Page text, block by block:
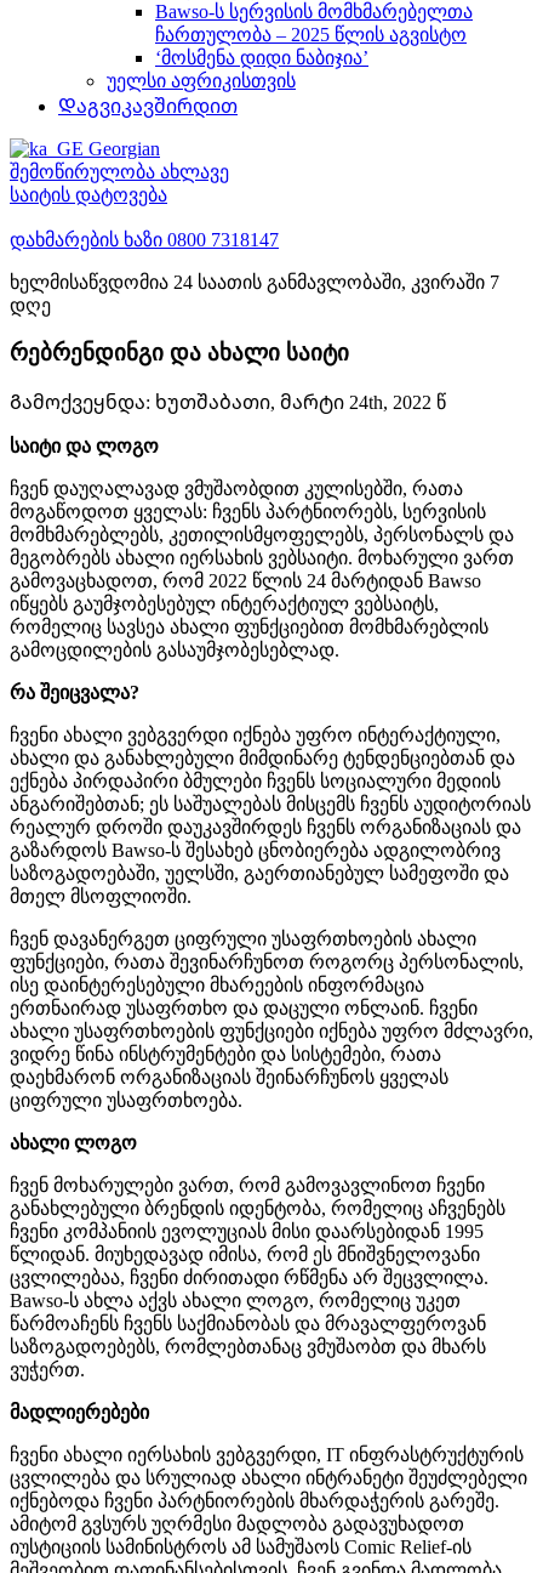
Bawso-ს სერვისის მომხმარებელთა
ჩართულობა – 2025 წლის აგვისტო
‘მოსმენა დიდი ნაბიჯია’
უელსი აფრიკისთვის
Დაგვიკავშირდით
Georgian
შემოწირულობა ახლავე
საიტის დატოვება
დახმარების ხაზი 0800 7318147
ხელმისაწვდომია 24 საათის განმავლობაში, კვირაში 7
დღე
რებრენდინგი და ახალი საიტი
Გამოქვეყნდა: ხუთშაბათი, მარტი 24th, 2022 წ
საიტი და ლოგო
ჩვენ დაუღალავად ვმუშაობდით კულისებში, რათა
მოგაწოდოთ ყველას: ჩვენს პარტნიორებს, სერვისის
მომხმარებლებს, კეთილისმყოფელებს, პერსონალს და
მეგობრებს ახალი იერსახის ვებსაიტი. მოხარული ვართ
გამოვაცხადოთ, რომ 2022 წლის 24 მარტიდან Bawso
იწყებს გაუმჯობესებულ ინტერაქტიულ ვებსაიტს,
რომელიც სავსეა ახალი ფუნქციებით მომხმარებლის
გამოცდილების გასაუმჯობესებლად.
რა შეიცვალა?
ჩვენი ახალი ვებგვერდი იქნება უფრო ინტერაქტიული,
ახალი და განახლებული მიმდინარე ტენდენციებთან და
ექნება პირდაპირი ბმულები ჩვენს სოციალური მედიის
ანგარიშებთან; ეს საშუალებას მისცემს ჩვენს აუდიტორიას
რეალურ დროში დაუკავშირდეს ჩვენს ორგანიზაციას და
გაზარდოს Bawso-ს შესახებ ცნობიერება ადგილობრივ
საზოგადოებაში, უელსში, გაერთიანებულ სამეფოში და
მთელ მსოფლიოში.
ჩვენ დავანერგეთ ციფრული უსაფრთხოების ახალი
ფუნქციები, რათა შევინარჩუნოთ როგორც პერსონალის,
ისე დაინტერესებული მხარეების ინფორმაცია
ერთნაირად უსაფრთხო და დაცული ონლაინ. ჩვენი
ახალი უსაფრთხოების ფუნქციები იქნება უფრო მძლავრი,
ვიდრე წინა ინსტრუმენტები და სისტემები, რათა
დაეხმარონ ორგანიზაციას შეინარჩუნოს ყველას
ციფრული უსაფრთხოება.
ახალი ლოგო
ჩვენ მოხარულები ვართ, რომ გამოვავლინოთ ჩვენი
განახლებული ბრენდის იდენტობა, რომელიც აჩვენებს
ჩვენი კომპანიის ევოლუციას მისი დაარსებიდან 1995
წლიდან. მიუხედავად იმისა, რომ ეს მნიშვნელოვანი
ცვლილებაა, ჩვენი ძირითადი რწმენა არ შეცვლილა.
Bawso-ს ახლა აქვს ახალი ლოგო, რომელიც უკეთ
წარმოაჩენს ჩვენს საქმიანობას და მრავალფეროვან
საზოგადოებებს, რომლებთანაც ვმუშაობთ და მხარს
ვუჭერთ.
მადლიერებები
ჩვენი ახალი იერსახის ვებგვერდი, IT ინფრასტრუქტურის
ცვლილება და სრულიად ახალი ინტრანეტი შეუძლებელი
იქნებოდა ჩვენი პარტნიორების მხარდაჭერის გარეშე.
ამიტომ გვსურს უღრმესი მადლობა გადავუხადოთ
იუსტიციის სამინისტროს ამ სამუშაოს Comic Relief-ის